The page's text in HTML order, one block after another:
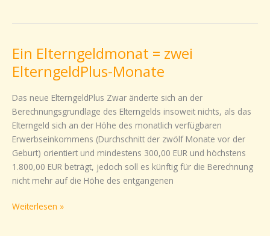
Ein Elterngeldmonat = zwei
ElterngeldPlus-Monate
Das neue ElterngeldPlus Zwar änderte sich an der
Berechnungsgrundlage des Elterngelds insoweit nichts, als das
Elterngeld sich an der Höhe des monatlich verfügbaren
Erwerbseinkommens (Durchschnitt der zwölf Monate vor der
Geburt) orientiert und mindestens 300,00 EUR und höchstens
1.800,00 EUR beträgt, jedoch soll es künftig für die Berechnung
nicht mehr auf die Höhe des entgangenen
Ein
Elterngeldmonat
=
zwei
ElterngeldPlus-
Monate
Weiterlesen »